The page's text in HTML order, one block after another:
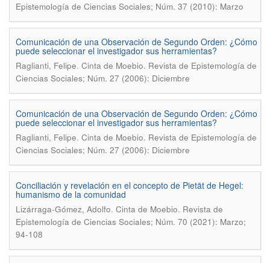
Epistemología de Ciencias Sociales; Núm. 37 (2010): Marzo
Comunicación de una Observación de Segundo Orden: ¿Cómo
puede seleccionar el investigador sus herramientas?
Raglianti, Felipe. Cinta de Moebio. Revista de Epistemología de
Ciencias Sociales; Núm. 27 (2006): Diciembre
Comunicación de una Observación de Segundo Orden: ¿Cómo
puede seleccionar el investigador sus herramientas?
Raglianti, Felipe. Cinta de Moebio. Revista de Epistemología de
Ciencias Sociales; Núm. 27 (2006): Diciembre
Conciliación y revelación en el concepto de Pietät de Hegel:
humanismo de la comunidad
Lizárraga-Gómez, Adolfo. Cinta de Moebio. Revista de
Epistemología de Ciencias Sociales; Núm. 70 (2021): Marzo;
94-108